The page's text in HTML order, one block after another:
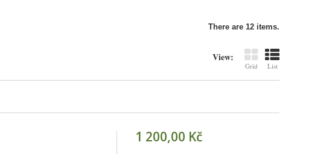
There are 12 items.
View:
Grid List
1 200,00 Kč